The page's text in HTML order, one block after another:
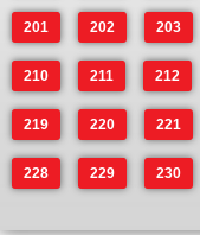
201 202 203
210 211 212
219 220 221
228 229 230